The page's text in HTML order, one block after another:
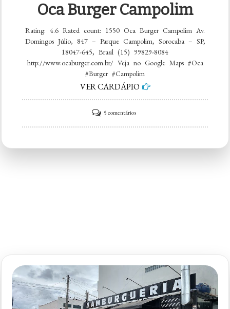
Oca Burger Campolim
Rating: 4.6 Rated count: 1550 Oca Burger Campolim Av.
Domingos Júlio, 847 – Parque Campolim, Sorocaba – SP,
18047-645, Brasil (15) 99829-8084
http://www.ocaburger.com.br/ Veja no Google Maps #Oca
#Burger #Campolim
VER CARDÁPIO
5 comentáriosem
Oca